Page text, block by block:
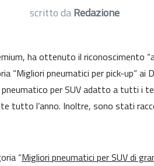
scritto daRedazione
ha ottenuto il riconoscimento
“Migliori pneumatici per pick-up” ai
per SUV adatto a tutti i
tutto l’anno. Inoltre, sono stati
“Migliori pneumatici per SUV di